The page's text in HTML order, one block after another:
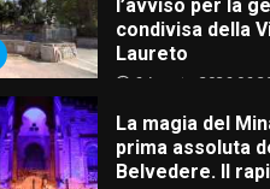
l’avviso per la
condivisa della
Laureto
6 Agosto 2026
La magia del
prima assoluta
Belvedere. Il